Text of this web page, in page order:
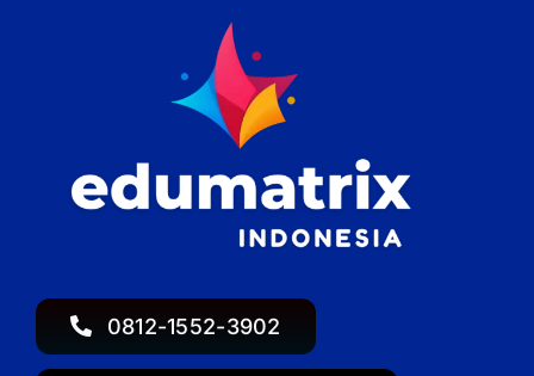
0812-1552-3902